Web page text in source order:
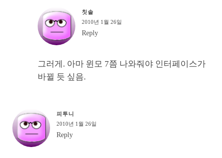
칫솔
2010년 1월 26일
Reply
그러게. 아마 윈모 7쯤 나와줘야 인터페이스가
바뀔 듯 싶음.
피투니
2010년 1월 26일
Reply